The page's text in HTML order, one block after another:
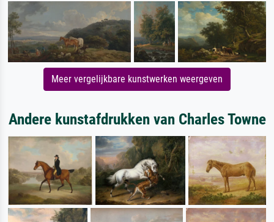
Meer vergelijkbare kunstwerken weergeven
Andere kunstafdrukken van Charles Towne